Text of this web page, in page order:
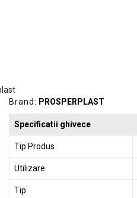
Brand: PROSPERPLAST
Specificatii ghivece
Tip Produs
Utilizare
Tip